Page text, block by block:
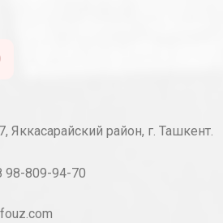
Яккасарайский район, г. Ташкент.
98-809-94-70